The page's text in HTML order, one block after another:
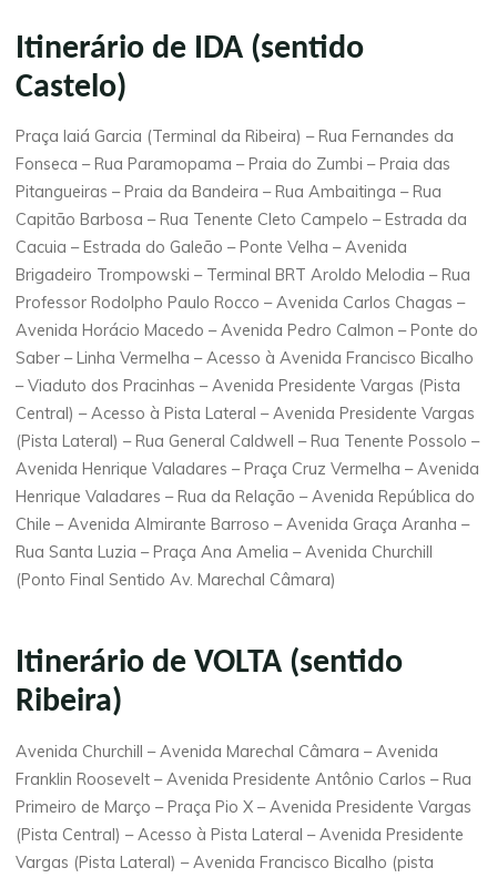
Itinerário de IDA (sentido
Castelo)
Praça Iaiá Garcia (Terminal da Ribeira) – Rua Fernandes da
Fonseca – Rua Paramopama – Praia do Zumbi – Praia das
Pitangueiras – Praia da Bandeira – Rua Ambaitinga – Rua
Capitão Barbosa – Rua Tenente Cleto Campelo – Estrada da
Cacuia – Estrada do Galeão – Ponte Velha – Avenida
Brigadeiro Trompowski – Terminal BRT Aroldo Melodia – Rua
Professor Rodolpho Paulo Rocco – Avenida Carlos Chagas –
Avenida Horácio Macedo – Avenida Pedro Calmon – Ponte do
Saber – Linha Vermelha – Acesso à Avenida Francisco Bicalho
– Viaduto dos Pracinhas – Avenida Presidente Vargas (Pista
Central) – Acesso à Pista Lateral – Avenida Presidente Vargas
(Pista Lateral) – Rua General Caldwell – Rua Tenente Possolo –
Avenida Henrique Valadares – Praça Cruz Vermelha – Avenida
Henrique Valadares – Rua da Relação – Avenida República do
Chile – Avenida Almirante Barroso – Avenida Graça Aranha –
Rua Santa Luzia – Praça Ana Amelia – Avenida Churchill
(Ponto Final Sentido Av. Marechal Câmara)
Itinerário de VOLTA (sentido
Ribeira)
Avenida Churchill – Avenida Marechal Câmara – Avenida
Franklin Roosevelt – Avenida Presidente Antônio Carlos – Rua
Primeiro de Março – Praça Pio X – Avenida Presidente Vargas
(Pista Central) – Acesso à Pista Lateral – Avenida Presidente
Vargas (Pista Lateral) – Avenida Francisco Bicalho (pista